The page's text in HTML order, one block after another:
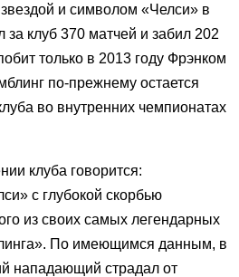
и символом «Челси» в
за клуб 370 матчей и забил 202
только в 2013 году Фрэнком
по-прежнему остается
во внутренних чемпионатах
клуба говорится:
с глубокой скорбью
из своих самых легендарных
По имеющимся данным, в
нападающий страдал от